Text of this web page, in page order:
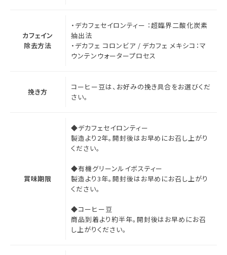
カフェイン
除去方法
・デカフェセイロンティー ：超臨界二酸化炭素
抽出法
・デカフェ コロンビア / デカフェ メキシコ：マ
ウンテンウォータープロセス
挽き方
コーヒー豆は、お好みの挽き具合をお選びくだ
さい。
賞味期限
◆デカフェセイロンティー
製造より2年。開封後はお早めにお召し上がり
ください。
◆有機グリーンルイボスティー
製造より3年。開封後はお早めにお召し上がり
ください。
◆コーヒー豆
商品到着より約半年。開封後はお早めにお召
し上がりください。